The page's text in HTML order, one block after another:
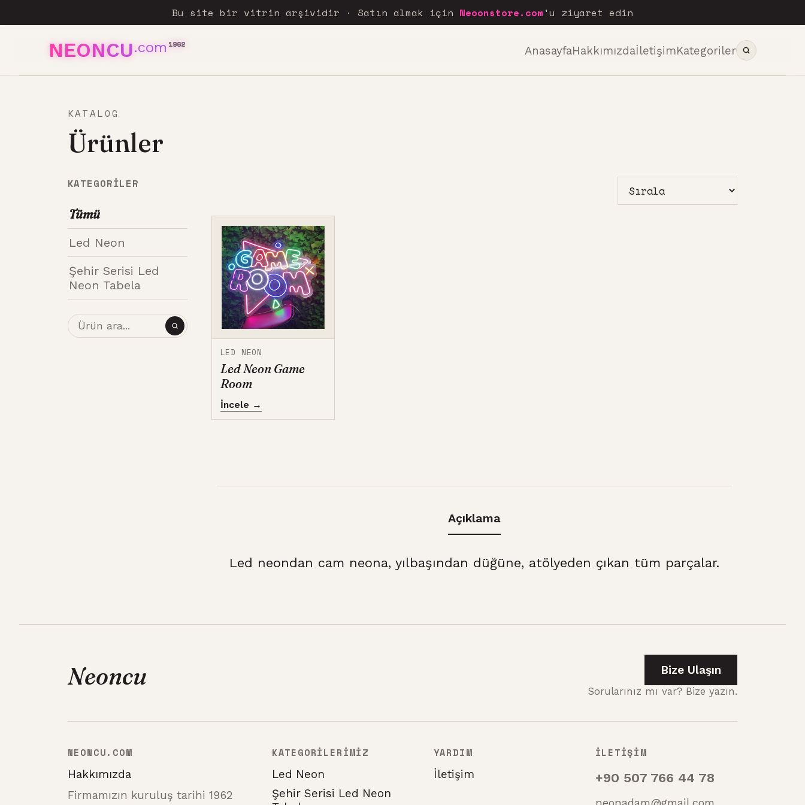
Bu site bir vitrin arşividir · Satın almak için Neoonstore.com 'u ziyaret edin
NEONCU.com 1962
AnasayfaHakkımızdaİletişimKategoriler
KATALOG
Ürünler
KATEGORILER
Tümü
Led Neon
Şehir Serisi Led
Neon Tabela
LED NEON
Led Neon Game
Room
İncele →
Açıklama
Led neondan cam neona, yılbaşından düğüne, atölyeden çıkan tüm parçalar.
Neoncu Bize Ulaşın
Sorularınız mı var? Bize yazın.
NEONCU.COM
Hakkımızda
Firmamızın kuruluş tarihi 1962
KATEGORİLERİMİZ
Led Neon
Şehir Serisi Led Neon
YARDIM
İletişim
İLETİŞİM
+90 507 766 44 78